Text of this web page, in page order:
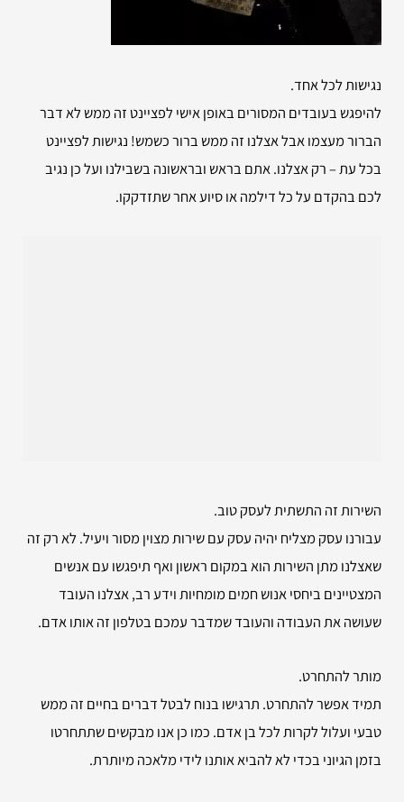
נגישות לכל אחד.
להיפגש בעובדים המסורים באופן אישי לפציינט זה ממש לא דבר
הברור מעצמו אבל אצלנו זה ממש ברור כשמש! נגישות לפציינט
בכל עת – רק אצלנו. אתם בראש ובראשונה בשבילנו ועל כן נגיב
לכם בהקדם על כל דילמה או סיוע אחר שתזדקקו.
השירות זה התשתית לעסק טוב.
עבורנו עסק מצליח יהיה עסק עם שירות מצוין מסור ויעיל. לא רק זה
שאצלנו מתן השירות הוא במקום ראשון ואף תיפגשו עם אנשים
המצטיינים ביחסי אנוש חמים מומחיות וידע רב, אצלנו העובד
שעושה את העבודה והעובד שמדבר עמכם בטלפון זה אותו אדם.
מותר להתחרט.
תמיד אפשר להתחרט. תרגישו בנוח לבטל דברים בחיים זה ממש
טבעי ועלול לקרות לכל בן אדם. כמו כן אנו מבקשים שתתחרטו
בזמן הגיוני בכדי לא להביא אותנו לידי מלאכה מיותרת.